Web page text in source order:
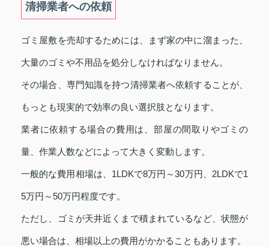
清掃業者への依頼
ゴミ屋敷を売却するためには、まず家の中に溜まった、
大量のゴミや不用品を処分しなければなりません。
その場合、専門知識を持つ清掃業者へ依頼することが、
もっとも現実的で効率の良い選択肢となります。
業者に依頼する場合の費用は、部屋の間取りやゴミの
量、作業人数などによって大きく変動します。
一般的な費用相場は、1LDKで8万円～30万円、2LDKで1
5万円～50万円程度です。
ただし、ゴミが天井近くまで積まれているなど、状態が
悪い場合は、相場以上の費用がかかることもあります。